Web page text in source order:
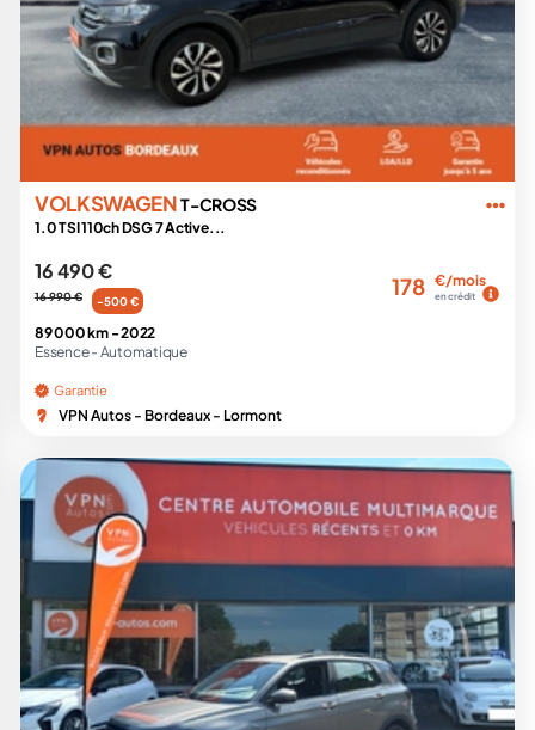
VOLKSWAGENT-CROSS
1.0 TSI 110ch DSG 7 Active...
16 490 €
16 990 € -500 €
178 €/mois
en crédit
89 000 km -2022
Essence - Automatique
Garantie
VPN Autos - Bordeaux - Lormont